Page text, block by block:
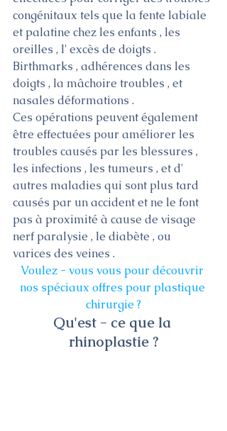
congénitaux tels que la fente labiale
et palatine chez les enfants , les
oreilles , l' excès de doigts .
Birthmarks , adhérences dans les
doigts , la mâchoire troubles , et
nasales déformations .
Ces opérations peuvent également
être effectuées pour améliorer les
troubles causés par les blessures ,
les infections , les tumeurs , et d'
autres maladies qui sont plus tard
causés par un accident et ne le font
pas à proximité à cause de visage
nerf paralysie , le diabète , ou
varices des veines .
Voulez - vous vous pour découvrir
nos spéciaux offres pour plastique
chirurgie ?
Qu'est - ce que la
rhinoplastie ?